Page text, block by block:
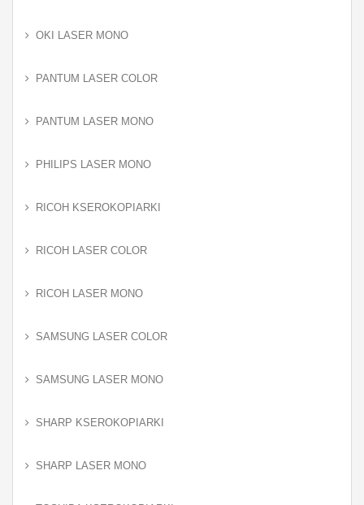
OKI LASER MONO
PANTUM LASER COLOR
PANTUM LASER MONO
PHILIPS LASER MONO
RICOH KSEROKOPIARKI
RICOH LASER COLOR
RICOH LASER MONO
SAMSUNG LASER COLOR
SAMSUNG LASER MONO
SHARP KSEROKOPIARKI
SHARP LASER MONO